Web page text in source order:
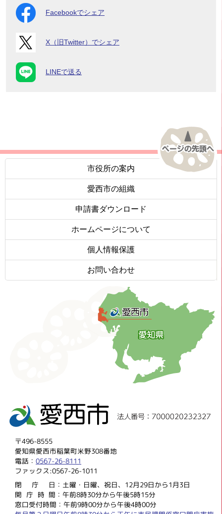
Facebookでシェア
X（旧Twitter）でシェア
LINEで送る
市役所の案内
愛西市の組織
申請書ダウンロード
ホームページについて
個人情報保護
お問い合わせ
〒496-8555
愛知県愛西市稲葉町米野308番地
電話：0567-26-8111
ファックス:0567-26-1011
閉庁 日：土曜・日曜、祝日、12月29日から1月3日
開庁時 間：午前8時30分から午後5時15分
窓口受付時間：午前9時00分から午後4時00分